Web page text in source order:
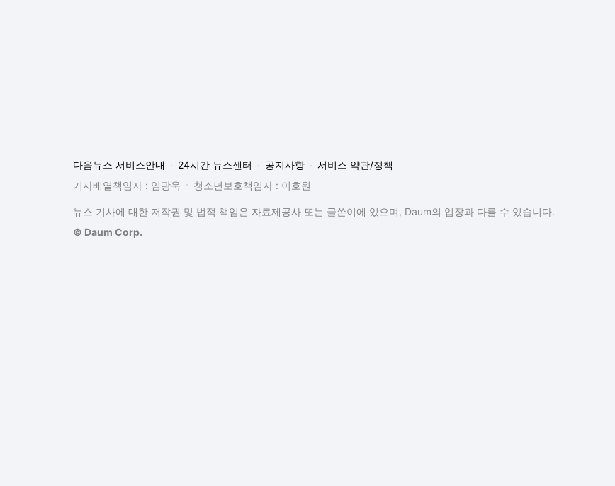
다음뉴스 서비스안내 24시간 뉴스센터 공지사항
서비스 약관/정책
기사배열책임자 : 임광욱
청소년보호책임자 : 이호원
뉴스 기사에 대한 저작권 및 법적 책임은 자료제공사 또는 글쓴이에 있으며, Daum의 입장과 다를 수 있습니다.
© Daum Corp.